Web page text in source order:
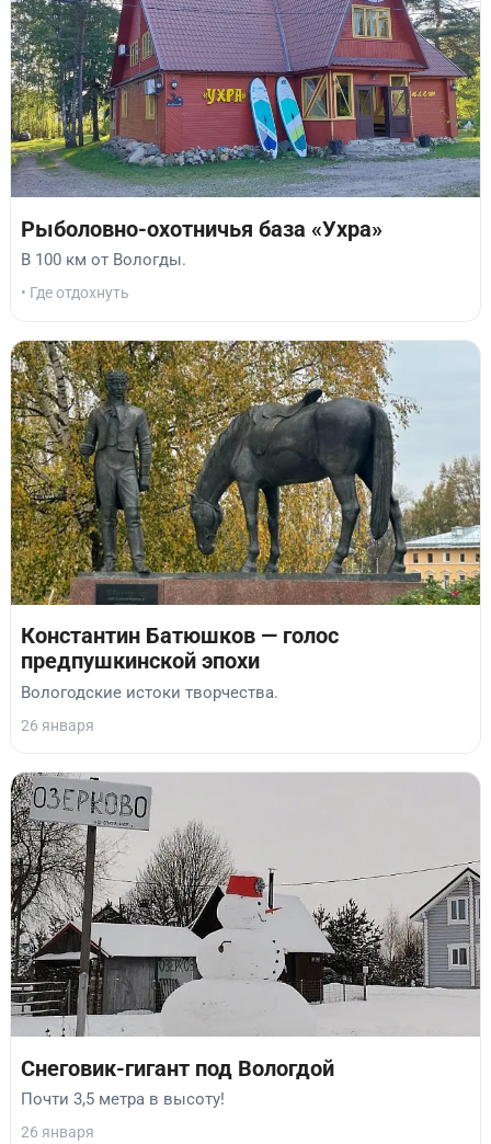
Рыболовно-охотничья база «Ухра»
В 100 км от Вологды.
• Где отдохнуть
Константин Батюшков — голос
предпушкинской эпохи
Вологодские истоки творчества.
26 января
Снеговик-гигант под Вологдой
Почти 3,5 метра в высоту!
26 января